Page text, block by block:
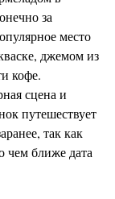
за
место
джемом из
кофе.
сцена и
путешествует
так как
чем ближе дата